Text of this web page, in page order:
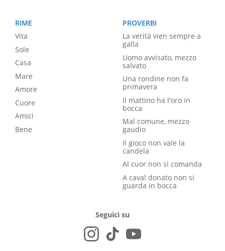
RIME
Vita
Sole
Casa
Mare
Amore
Cuore
Amici
Bene
PROVERBI
La verità vien sempre a
galla
Uomo avvisato, mezzo
salvato
Una rondine non fa
primavera
Il mattino ha l'oro in
bocca
Mal comune, mezzo
gaudio
Il gioco non vale la
candela
Al cuor non si comanda
A caval donato non si
guarda in bocca
Seguici su